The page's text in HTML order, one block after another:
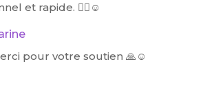
et rapide. 👌🏼☺️
pour votre soutien 🙏☺️